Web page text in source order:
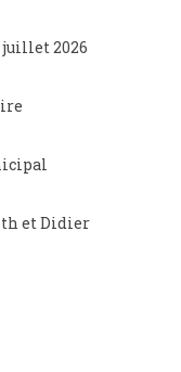
2026
et Didier